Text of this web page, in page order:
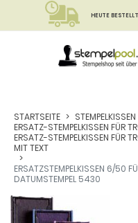
HEUTE
STARTSEITE
STEMPELKISSEN
ERSATZ-STEMPELKISSEN FÜR
ERSATZ-STEMPELKISSEN FÜR
MIT TEXT
ERSATZSTEMPELKISSEN 6/50
DATUMSTEMPEL 5430